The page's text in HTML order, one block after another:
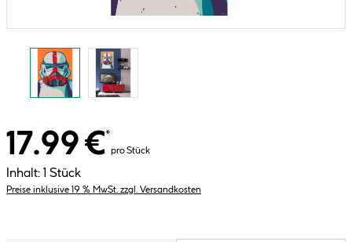
17.99 €*
pro Stück
Inhalt: 1 Stück
Preise inklusive 19 % MwSt. zzgl. Versandkosten